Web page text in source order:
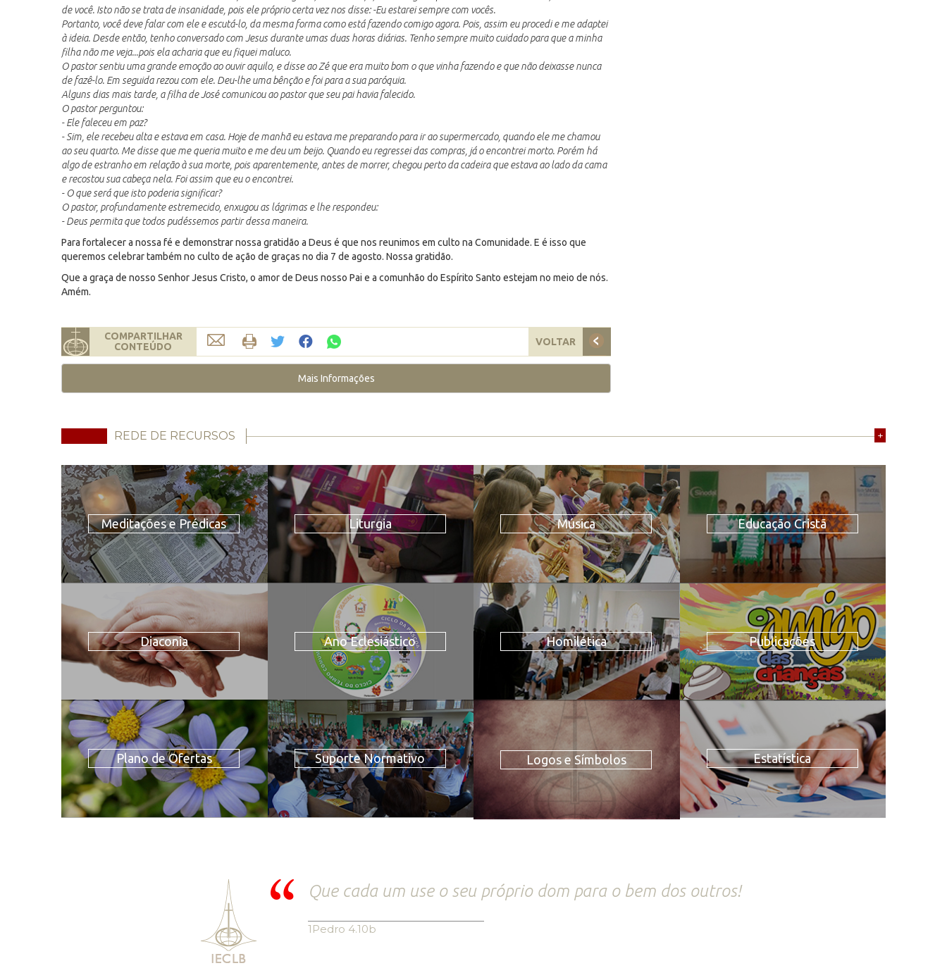
de você. Isto não se trata de insanidade, pois ele próprio certa vez nos disse: -Eu estarei sempre com vocês.
Portanto, você deve falar com ele e escutá-lo, da mesma forma como está fazendo comigo agora. Pois, assim eu procedi e me adaptei
à ideia. Desde então, tenho conversado com Jesus durante umas duas horas diárias. Tenho sempre muito cuidado para que a minha
filha não me veja...pois ela acharia que eu fiquei maluco.
O pastor sentiu uma grande emoção ao ouvir aquilo, e disse ao Zé que era muito bom o que vinha fazendo e que não deixasse nunca
de fazê-lo. Em seguida rezou com ele. Deu-lhe uma bênção e foi para a sua paróquia.
Alguns dias mais tarde, a filha de José comunicou ao pastor que seu pai havia falecido.
O pastor perguntou:
- Ele faleceu em paz?
- Sim, ele recebeu alta e estava em casa. Hoje de manhã eu estava me preparando para ir ao supermercado, quando ele me chamou
ao seu quarto. Me disse que me queria muito e me deu um beijo. Quando eu regressei das compras, já o encontrei morto. Porém há
algo de estranho em relação à sua morte, pois aparentemente, antes de morrer, chegou perto da cadeira que estava ao lado da cama
e recostou sua cabeça nela. Foi assim que eu o encontrei.
- O que será que isto poderia significar?
O pastor, profundamente estremecido, enxugou as lágrimas e lhe respondeu:
- Deus permita que todos pudéssemos partir dessa maneira.
Para fortalecer a nossa fé e demonstrar nossa gratidão a Deus é que nos reunimos em culto na Comunidade. E é isso que
queremos celebrar também no culto de ação de graças no dia 7 de agosto. Nossa gratidão.
Que a graça de nosso Senhor Jesus Cristo, o amor de Deus nosso Pai e a comunhão do Espírito Santo estejam no meio de nós.
Amém.
COMPARTILHAR
CONTEÚDO
VOLTAR
Mais Informações
REDE DE RECURSOS +
Meditações e Prédicas Liturgia Música Educação Cristã
Diaconia Ano Eclesiástico Homilética Publicações
Plano de Ofertas Suporte Normativo Logos e Símbolos Estatística
Que cada um use o seu próprio dom para o bem dos outros!
1Pedro 4.10b